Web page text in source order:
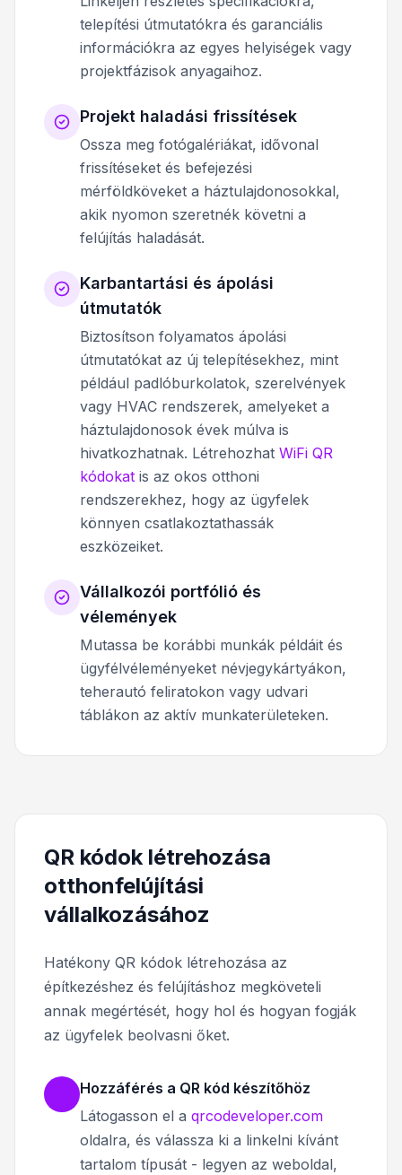
telepítési útmutatókra és garanciális
információkra az egyes helyiségek vagy
projektfázisok anyagaihoz.
Projekt haladási frissítések
Ossza meg fotógalériákat, idővonal
frissítéseket és befejezési
mérföldköveket a háztulajdonosokkal,
akik nyomon szeretnék követni a
felújítás haladását.
Karbantartási és ápolási
útmutatók
Biztosítson folyamatos ápolási
útmutatókat az új telepítésekhez, mint
például padlóburkolatok, szerelvények
vagy HVAC rendszerek, amelyeket a
háztulajdonosok évek múlva is
hivatkozhatnak. Létrehozhat WiFi QR
kódokat is az okos otthoni
rendszerekhez, hogy az ügyfelek
könnyen csatlakoztathassák
eszközeiket.
Vállalkozói portfólió és
vélemények
Mutassa be korábbi munkák példáit és
ügyfélvéleményeket névjegykártyákon,
teherautó feliratokon vagy udvari
táblákon az aktív munkaterületeken.
QR kódok létrehozása
otthonfelújítási
vállalkozásához
Hatékony QR kódok létrehozása az
építkezéshez és felújításhoz megköveteli
annak megértését, hogy hol és hogyan fogják
az ügyfelek beolvasni őket.
Hozzáférés a QR kód készítőhöz
Látogasson el a qrcodeveloper.com
oldalra, és válassza ki a linkelni kívánt
tartalom típusát - legyen az weboldal,